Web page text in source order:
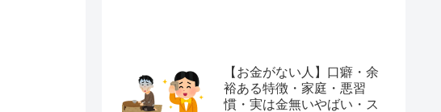
【お金がない人】口癖・余
裕ある特徴・家庭・悪習
慣・実は金無いやばい・ス